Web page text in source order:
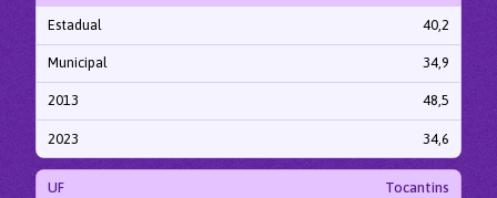
Estadual 40,2
Municipal 34,9
2013 48,5
2023 34,6
UF Tocantins